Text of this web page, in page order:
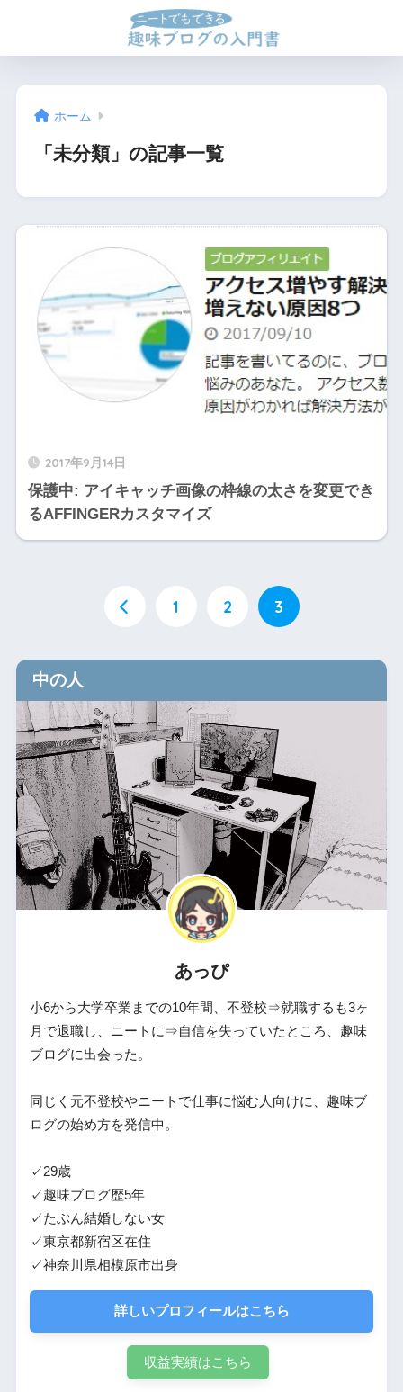
ホーム
「未分類」の記事一覧
2017年9月14日
保護中: アイキャッチ画像の枠線の太さを変更でき
るAFFINGERカスタマイズ
1 2 3
中の人
あっぴ
小6から大学卒業までの10年間、不登校⇒就職するも3ヶ
月で退職し、ニートに⇒自信を失っていたところ、趣味
ブログに出会った。
同じく元不登校やニートで仕事に悩む人向けに、趣味ブ
ログの始め方を発信中。
✓29歳
✓趣味ブログ歴5年
✓たぶん結婚しない女
✓東京都新宿区在住
✓神奈川県相模原市出身
詳しいプロフィールはこちら
収益実績はこちら